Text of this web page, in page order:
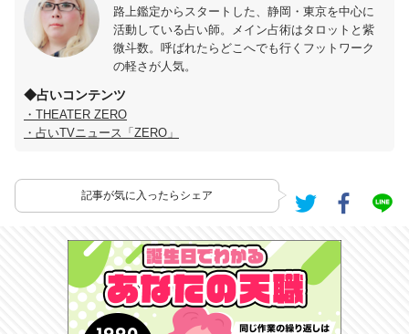
路上鑑定からスタートした、静岡・東京を中心に
活動している占い師。メイン占術はタロットと紫
微斗数。呼ばれたらどこへでも行くフットワーク
の軽さが人気。
◆占いコンテンツ
・THEATER ZERO
・占いTVニュース「ZERO」
記事が気に入ったらシェア